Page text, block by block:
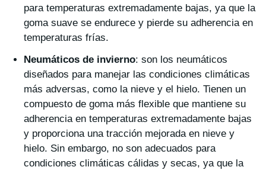
para temperaturas extremadamente bajas, ya que la
goma suave se endurece y pierde su adherencia en
temperaturas frías.
Neumáticos de invierno: son los neumáticos
diseñados para manejar las condiciones climáticas
más adversas, como la nieve y el hielo. Tienen un
compuesto de goma más flexible que mantiene su
adherencia en temperaturas extremadamente bajas
y proporciona una tracción mejorada en nieve y
hielo. Sin embargo, no son adecuados para
condiciones climáticas cálidas y secas, ya que la